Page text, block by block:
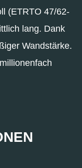
(ETRTO 47/62-
lang. Dank
Wandstärke.